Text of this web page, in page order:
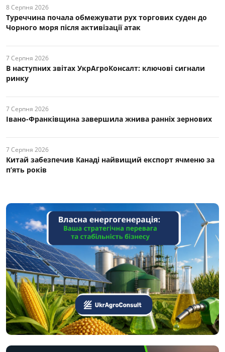
8 Серпня 2026
Туреччина почала обмежувати рух торгових суден до
Чорного моря після активізації атак
7 Серпня 2026
В наступних звітах УкрАгроКонсалт: ключові cигнали
ринку
7 Серпня 2026
Івано-Франківщина завершила жнива ранніх зернових
7 Серпня 2026
Китай забезпечив Канаді найвищий експорт ячменю за
п’ять років